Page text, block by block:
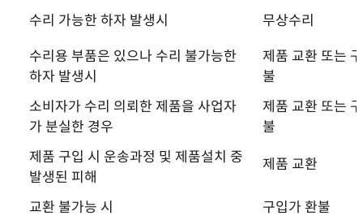
수리 가능한 하자 발생시 무상수리
수리용 부품은 있으나 수리 불가능한
하자 발생시
제품 교환 또는
불
소비자가 수리 의뢰한 제품을 사업자
가 분실한 경우
제품 교환 또는
불
제품 구입 시 운송과정 및 제품설치 중
발생된 피해
제품 교환
교환 불가능 시 구입가 환불